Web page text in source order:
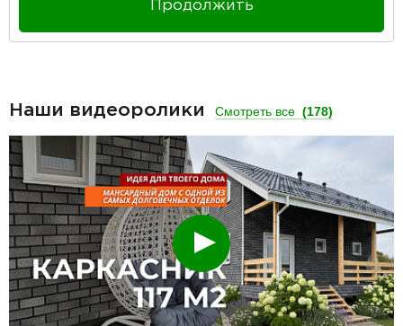
Продолжить
Наши видеоролики Смотреть все (178)
Смотреть